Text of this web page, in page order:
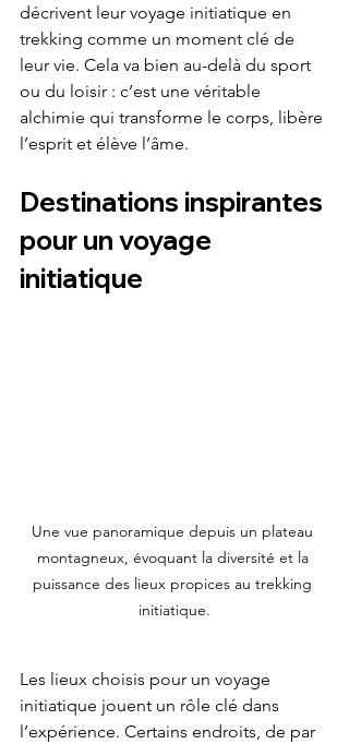
décrivent leur voyage initiatique en
trekking comme un moment clé de
leur vie. Cela va bien au-delà du sport
ou du loisir : c’est une véritable
alchimie qui transforme le corps, libère
l’esprit et élève l’âme.
Destinations inspirantes
pour un voyage
initiatique
Une vue panoramique depuis un plateau
montagneux, évoquant la diversité et la
puissance des lieux propices au trekking
initiatique.
Les lieux choisis pour un voyage
initiatique jouent un rôle clé dans
l’expérience. Certains endroits, de par